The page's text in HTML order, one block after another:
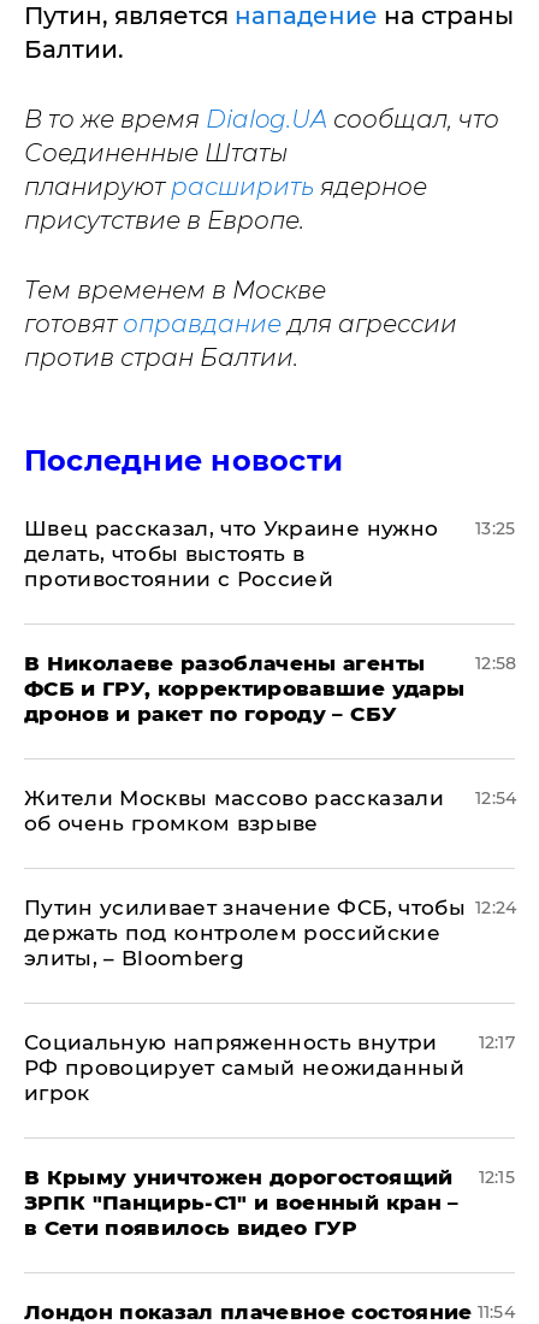
Путин, является нападение на страны
Балтии.
В то же время Dialog.UA сообщал, что
Соединенные Штаты
планируют расширить ядерное
присутствие в Европе.
Тем временем в Москве
готовят оправданиедля агрессии
против стран Балтии.
Последние новости
Швец рассказал, что Украине нужно
делать, чтобы выстоять в
противостоянии с Россией
13:25
В Николаеве разоблачены агенты
ФСБ и ГРУ, корректировавшие удары
дронов и ракет по городу – СБУ
12:58
Жители Москвы массово рассказали
об очень громком взрыве
12:54
Путин усиливает значение ФСБ, чтобы
держать под контролем российские
элиты, – Bloomberg
12:24
Социальную напряженность внутри
РФ провоцирует самый неожиданный
игрок
12:17
В Крыму уничтожен дорогостоящий
ЗРПК "Панцирь-С1" и военный кран –
в Сети появилось видео ГУР
12:15
Лондон показал плачевное состояние 11:54